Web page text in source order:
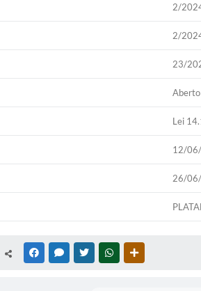
2/
2/
23/
Aberto
Lei
12/
26/
FACEBOOKMESSENGER
TWITTERWHATSAPP